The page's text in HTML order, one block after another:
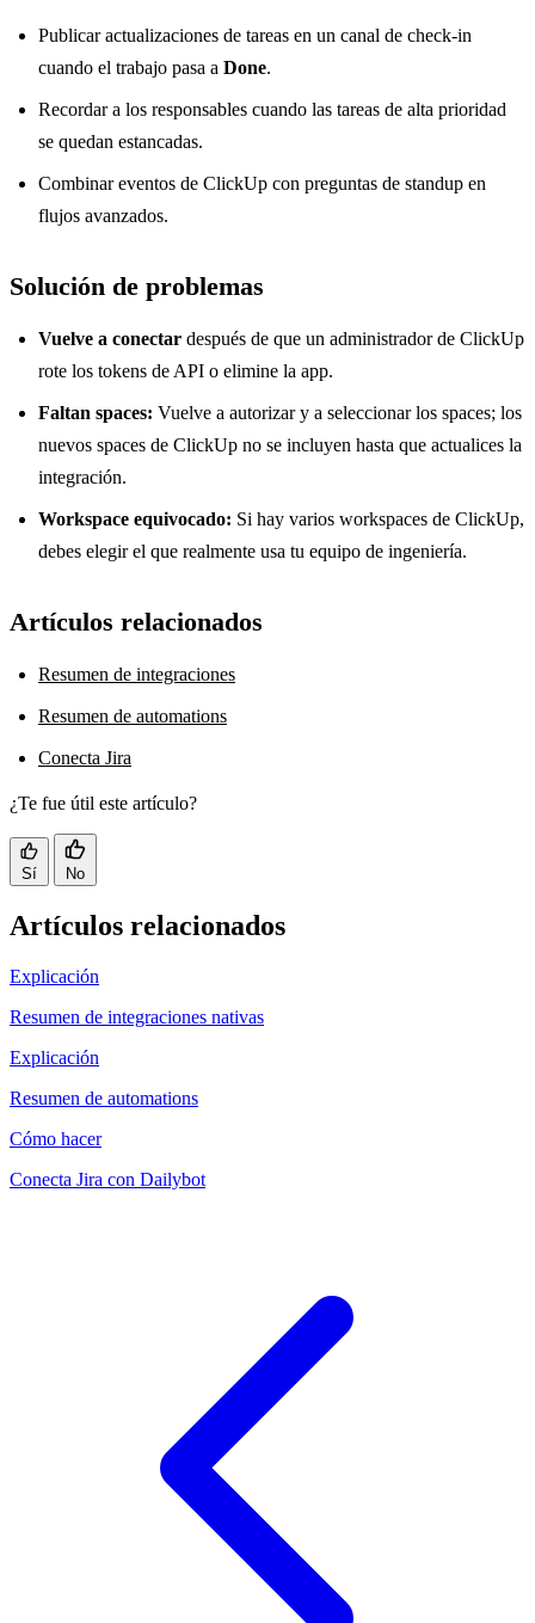
Publicar actualizaciones de tareas en un canal de check-in
cuando el trabajo pasa a Done.
Recordar a los responsables cuando las tareas de alta prioridad
se quedan estancadas.
Combinar eventos de ClickUp con preguntas de standup en
flujos avanzados.
Solución de problemas
Vuelve a conectar después de que un administrador de ClickUp
rote los tokens de API o elimine la app.
Faltan spaces: Vuelve a autorizar y a seleccionar los spaces; los
nuevos spaces de ClickUp no se incluyen hasta que actualices la
integración.
Workspace equivocado: Si hay varios workspaces de ClickUp,
debes elegir el que realmente usa tu equipo de ingeniería.
Artículos relacionados
Resumen de integraciones
Resumen de automations
Conecta Jira
¿Te fue útil este artículo?
Sí No
Artículos relacionados
Explicación
Resumen de integraciones nativas
Explicación
Resumen de automations
Cómo hacer
Conecta Jira con Dailybot